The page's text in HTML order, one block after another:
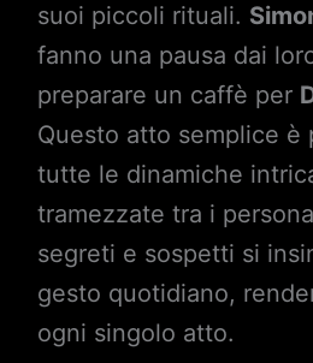
suoi piccoli rituali.
fanno una pausa dai
preparare un caffè per
Questo atto semplice è
tutte le dinamiche
tramezzate tra i
segreti e sospetti si
gesto quotidiano,
ogni singolo atto.